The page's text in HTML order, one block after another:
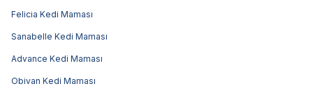
Felicia Kedi Maması
Sanabelle Kedi Maması
Advance Kedi Maması
Obivan Kedi Maması